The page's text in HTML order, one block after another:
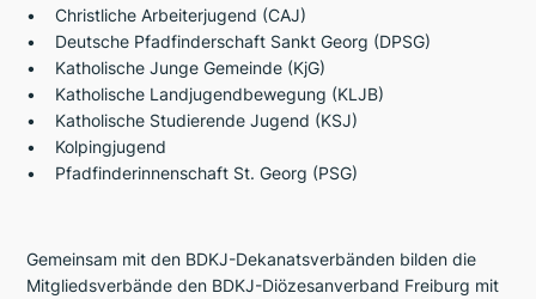
• Christliche Arbeiterjugend (CAJ)
• Deutsche Pfadfinderschaft Sankt Georg (DPSG)
• Katholische Junge Gemeinde (KjG)
• Katholische Landjugendbewegung (KLJB)
• Katholische Studierende Jugend (KSJ)
• Kolpingjugend
• Pfadfinderinnenschaft St. Georg (PSG)
Gemeinsam mit den BDKJ-Dekanatsverbänden bilden die
Mitgliedsverbände den BDKJ-Diözesanverband Freiburg mit